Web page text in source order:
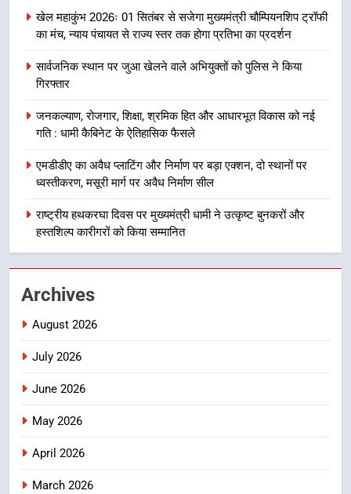
भर्ती
उत्तराखण्ड
दिल्ली-देहरादून आर्थिक कॉरिडोर से जुड़ी
का डीएम ने किया निरीक्षण; समयबद्ध एवं
गुणवत्तापूर्ण निर्माण सुनिश्चित करने के
नहींः डीएम
उत्तराखण्ड
खेल महाकुंभ 2026ः 01 सितंबर से सजेगा
न्याय पंचायत से राज्य स्तर तक होगा
प्रतिभा का प्रदर्शन
उत्तराखण्ड
3
खेल महाकुंभ 2026ः 01 सितंबर से सजेगा मुख्यमंत्री चौम्पियनशिप ट्रॉफी
का मंच, न्याय पंचायत से राज्य स्तर तक होगा प्रतिभा का प्रदर्शन
सार्वजनिक स्थान पर जुआ खेलने वाले अभियुक्तों को पुलिस ने किया
गिरफ्तार
जनकल्याण, रोजगार, शिक्षा, श्रमिक हित और आधारभूत विकास को नई
गति : धामी कैबिनेट के ऐतिहासिक फैसले
एमडीडीए का अवैध प्लाटिंग और निर्माण पर बड़ा एक्शन, दो स्थानों पर
ध्वस्तीकरण, मसूरी मार्ग पर अवैध निर्माण सील
राष्ट्रीय हथकरघा दिवस पर मुख्यमंत्री धामी ने उत्कृष्ट बुनकरों और
हस्तशिल्प कारीगरों को किया सम्मानित
Archives
August 2026
July 2026
June 2026
May 2026
April 2026
March 2026